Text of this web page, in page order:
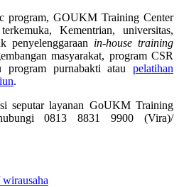
program, GOUKM Training Center
Kementrian, universitas,
penyelenggaraan in-house training
masyarakat, program CSR
program purnabakti atau pelatihan
.
seputar layanan GoUKM Training
0813 8831 9900 (Vira)/